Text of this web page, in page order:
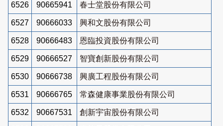
6526 90665941 春士堂股份有限公司
6527 90666033 興和文股份有限公司
6528 90666483 恩臨投資股份有限公司
6529 90666527 智寶創新股份有限公司
6530 90666738 興廣工程股份有限公司
6531 90666765 常森健康事業股份有限公司
6532 90667531 創新宇宙股份有限公司